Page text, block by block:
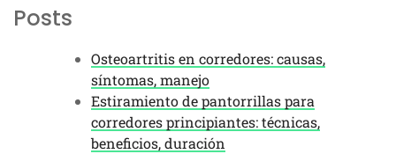
Posts
Osteoartritis en corredores: causas,
síntomas, manejo
Estiramiento de pantorrillas para
corredores principiantes: técnicas,
beneficios, duración